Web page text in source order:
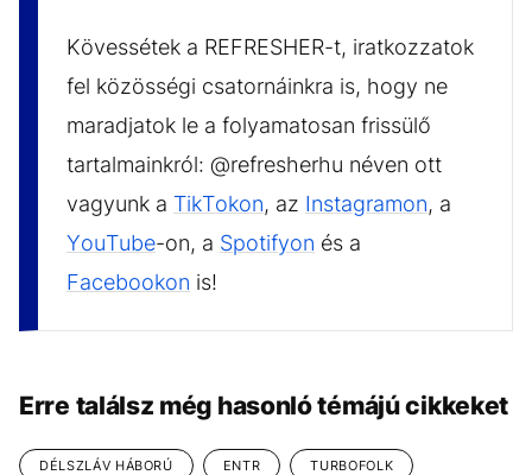
Kövessétek a REFRESHER-t, iratkozzatok
fel közösségi csatornáinkra is, hogy ne
maradjatok le a folyamatosan frissülő
tartalmainkról: @refresherhu néven ott
vagyunk a TikTokon, az Instagramon, a
YouTube-on, a Spotifyon és a
Facebookon is!
Erre találsz még hasonló témájú cikkeket
DÉLSZLÁV HÁBORÚ ENTR TURBOFOLK